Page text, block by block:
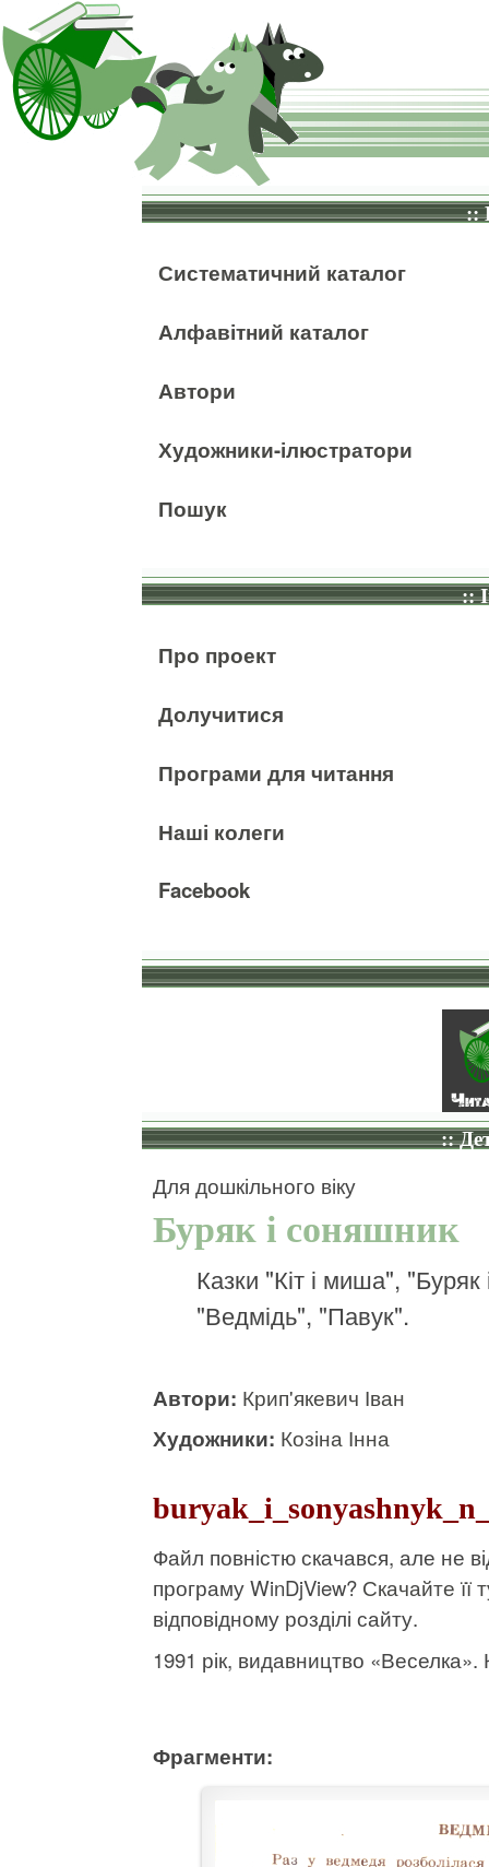
::
Систематичний каталог
Алфавітний каталог
Автори
Художники-ілюстратори
Пошук
::
Про проект
Долучитися
Програми для читання
Наші колеги
Facebook
::
Для дошкільного віку
Буряк і соняшник
Казки "Кіт і миша",
"Ведмідь", "Павук".
Автори: Крип'якевич Іван
Художники: Козіна Інна
Файл повністю скачався, але не
програму WinDjView? Скачайте її
відповідному розділі сайту.
1991 рік, видавництво «Веселка».
Фрагменти: